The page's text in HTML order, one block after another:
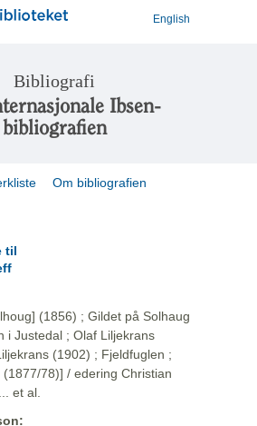
English
Bibliografi
Ibsen-
bibliografien
Om bibliografien
til
(1856) ; Gildet på Solhaug
i Justedal ; Olaf Liljekrans
(1902) ; Fjeldfuglen ;
78)] / edering Christian
et al.